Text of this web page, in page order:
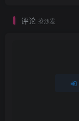
评论 抢沙发